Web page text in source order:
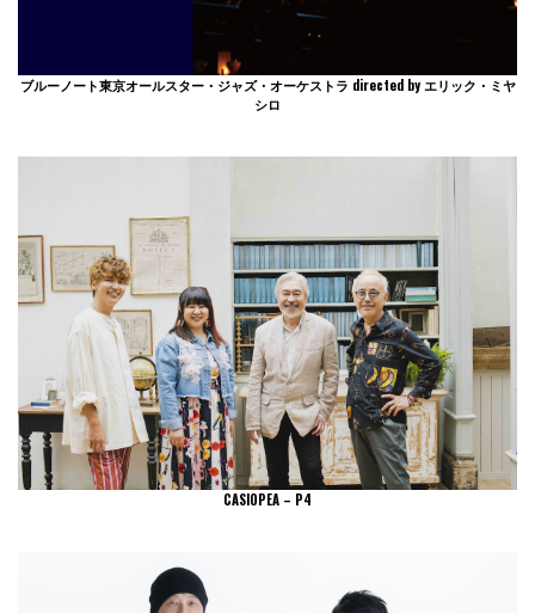
ブルーノート東京オールスター・ジャズ・オーケストラ directed by エリック・ミヤ
シロ
CASIOPEA – P4